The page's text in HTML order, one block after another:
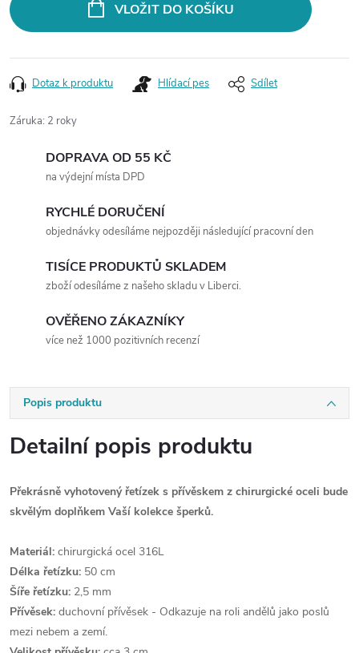
VLOŽIT DO KOŠÍKU
Dotaz k produktu Hlídací pes Sdílet
Záruka: 2 roky
DOPRAVA OD 55 KČ
na výdejní místa DPD
RYCHLÉ DORUČENÍ
objednávky odesíláme nejpozději následující pracovní den
TISÍCE PRODUKTŮ SKLADEM
zboží odesíláme z našeho skladu v Liberci.
OVĚŘENO ZÁKAZNÍKY
více než 1000 pozitivních recenzí
Popis produktu
Detailní popis produktu
Překrásně vyhotovený řetízek s přívěskem z chirurgické oceli bude
skvělým doplňkem Vaší kolekce šperků.
Materiál: chirurgická ocel 316L
Délka řetízku: 50 cm
Šíře řetízku: 2,5 mm
Přívěsek: duchovní přívěsek - Odkazuje na roli andělů jako poslů
mezi nebem a zemí.